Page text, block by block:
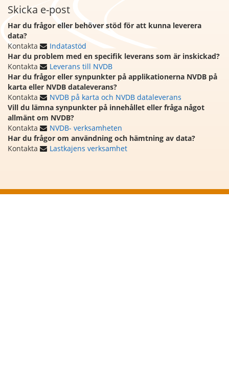
Skicka e-post
Har du frågor eller behöver stöd för att kunna leverera
data?
Kontakta
Indatastöd
Har du problem med en specifik leverans som är inskickad?
Kontakta
Leverans till NVDB
Har du frågor eller synpunkter på applikationerna NVDB på
karta eller NVDB dataleverans?
Kontakta
NVDB på karta och NVDB dataleverans
Vill du lämna synpunkter på innehållet eller fråga något
allmänt om NVDB?
Kontakta
NVDB- verksamheten
Har du frågor om användning och hämtning av data?
Kontakta
Lastkajens verksamhet